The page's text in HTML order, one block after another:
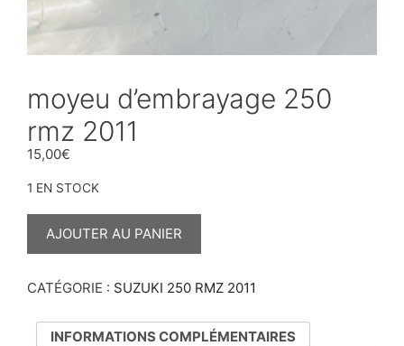
moyeu d’embrayage 250
rmz 2011
15,00€
1 EN STOCK
QUANTITÉ
RMZ
AJOUTER AU PANIER
CATÉGORIE : SUZUKI 250 RMZ 2011
INFORMATIONS COMPLÉMENTAIRES